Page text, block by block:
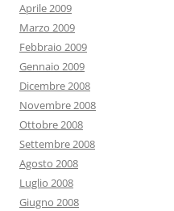
Aprile 2009
Marzo 2009
Febbraio 2009
Gennaio 2009
Dicembre 2008
Novembre 2008
Ottobre 2008
Settembre 2008
Agosto 2008
Luglio 2008
Giugno 2008